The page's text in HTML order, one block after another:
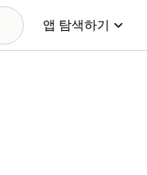
앱 탐색하기